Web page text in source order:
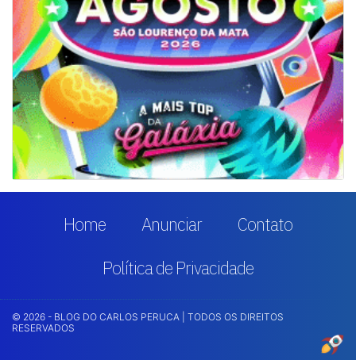
Home Anunciar
Contato
Política de Privacidade
© 2026 - BLOG DO CARLOS PERUCA | TODOS OS DIREITOS
RESERVADOS